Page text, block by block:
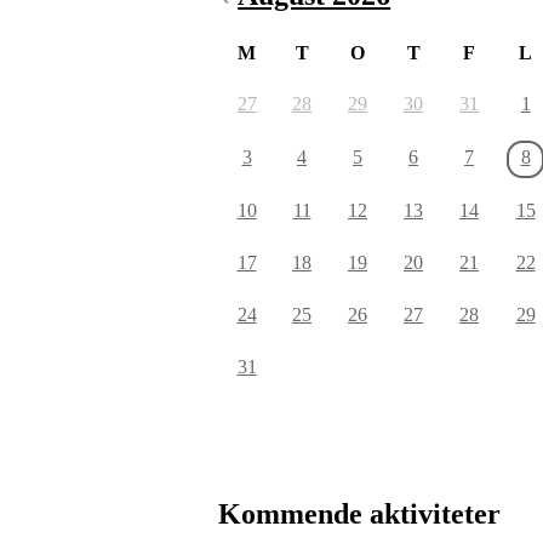
M T O T F L
27 28 29 30 31 1
3 4 5 6 7 8
10 11 12 13 14 15
17 18 19 20 21 22
24 25 26 27 28 29
31
Kommende aktiviteter